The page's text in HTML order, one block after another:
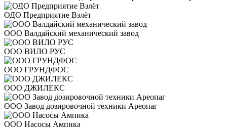
ОДО Предприятие Взлёт
ООО Валдайский механический завод
ООО ВИЛО РУС
ООО ГРУНДФОС
ООО ДЖИЛЕКС
ООО Завод дозировочной техники Ареопаг
ООО Насосы Ампика